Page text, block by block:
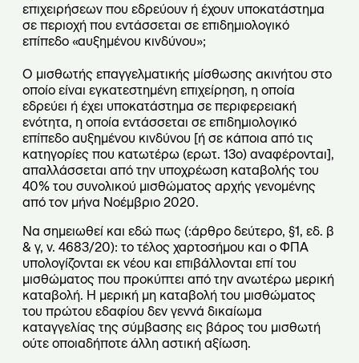
επιχειρήσεων που εδρεύουν ή έχουν υποκατάστημα
σε περιοχή που εντάσσεται σε επιδημιολογικό
επίπεδο «αυξημένου κινδύνου»;
Ο μισθωτής επαγγελματικής μίσθωσης ακινήτου στο
οποίο είναι εγκατεστημένη επιχείρηση, η οποία
εδρεύει ή έχει υποκατάστημα σε περιφερειακή
ενότητα, η οποία εντάσσεται σε επιδημιολογικό
επίπεδο αυξημένου κινδύνου [ή σε κάποια από τις
κατηγορίες που κατωτέρω (ερωτ. 13ο) αναφέρονται],
απαλλάσσεται από την υποχρέωση καταβολής του
40% του συνολικού μισθώματος αρχής γενομένης
από τον μήνα Νοέμβριο 2020.
Να σημειωθεί και εδώ πως (:άρθρο δεύτερο, §1, εδ. β
& γ, ν. 4683/20): το τέλος χαρτοσήμου και ο ΦΠΑ
υπολογίζονται εκ νέου και επιβάλλονται επί του
μισθώματος που προκύπτει από την ανωτέρω μερική
καταβολή. Η μερική μη καταβολή του μισθώματος
του πρώτου εδαφίου δεν γεννά δικαίωμα
καταγγελίας της σύμβασης εις βάρος του μισθωτή
ούτε οποιαδήποτε άλλη αστική αξίωση.